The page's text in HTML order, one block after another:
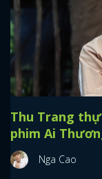
Thu Trang
phim Ai
Nga Cao